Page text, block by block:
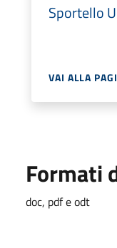
Sportello
VAI ALLA
Formati
doc, pdf e odt